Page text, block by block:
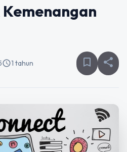
schedule1 tahun bookmark_border share